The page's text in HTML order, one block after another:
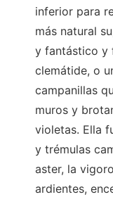
inferior para
más natural
y fantástico y
clemátide, o
campanillas
muros y
violetas. Ella
y trémulas
aster, la
ardientes,